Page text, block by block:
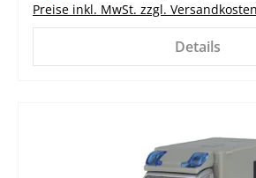
Preise inkl. MwSt. zzgl. Versandkosten
Details